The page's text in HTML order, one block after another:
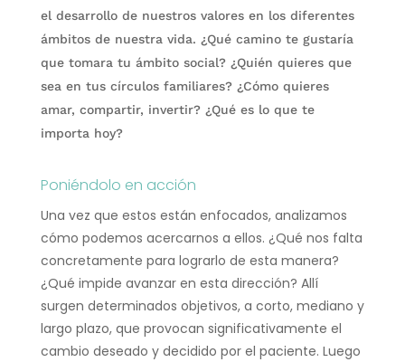
el desarrollo de nuestros valores en los diferentes
ámbitos de nuestra vida. ¿Qué camino te gustaría
que tomara tu ámbito social? ¿Quién quieres que
sea en tus círculos familiares? ¿Cómo quieres
amar, compartir, invertir? ¿Qué es lo que te
importa hoy?
Poniéndolo en acción
Una vez que estos están enfocados, analizamos
cómo podemos acercarnos a ellos. ¿Qué nos falta
concretamente para lograrlo de esta manera?
¿Qué impide avanzar en esta dirección? Allí
surgen determinados objetivos, a corto, mediano y
largo plazo, que provocan significativamente el
cambio deseado y decidido por el paciente. Luego